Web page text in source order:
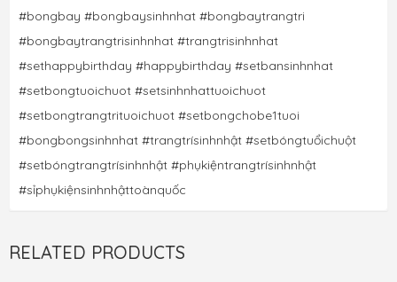
#bongbay #bongbaysinhnhat #bongbaytrangtri
#bongbaytrangtrisinhnhat #trangtrisinhnhat
#setbongtuoichuot #setsinhnhattuoichuot
#setbongtrangtrituoichuot #setbongchobe1tuoi
#bongbongsinhnhat #trangtrísinhnhật #setbóngtuổichuột
#setbóngtrangtrísinhnhật #phụkiệntrangtrísinhnhật
#sỉphụkiệnsinhnhậttoànquốc
RELATED PRODUCTS